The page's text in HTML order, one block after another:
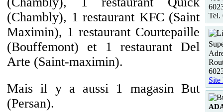
(Chambly), 1 restaurant KFC (Saint
Maximin), 1 restaurant Courtepaille
(Bouffemont) et 1 restaurant Del
Arte (Saint-maximin).
Mais il y a aussi 1 magasin But
(Persan).
Tel.
Site